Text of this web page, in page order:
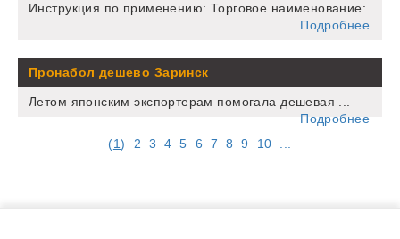
Инструкция по применению: Торговое наименование:
...
Подробнее
Пронабол дешево Заринск
Летом японским экспортерам помогала дешевая ...
Подробнее
(1) 2 3 4 5 6 7 8 9 10 ...